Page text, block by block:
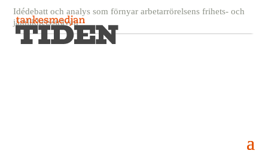
Idédebatt och analys som förnyar arbetarrörelsens frihets- och
jämlikhetssträvan